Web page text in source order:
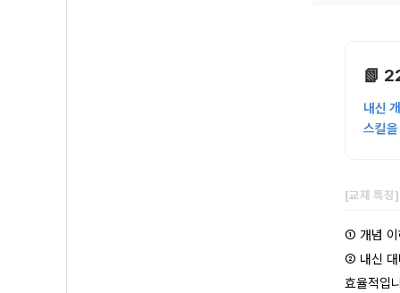
📗
내신
스킬
[교재 특징
① 개념 이
② 내신 대
효율적입